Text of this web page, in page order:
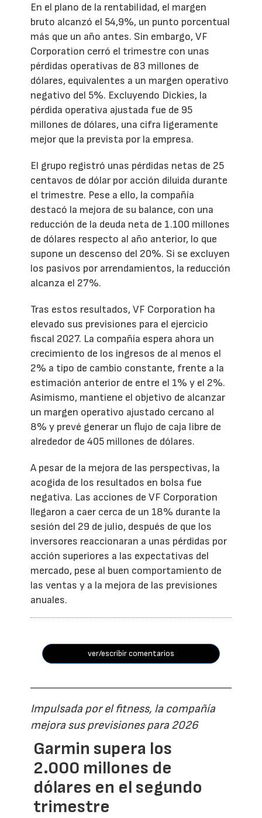
En el plano de la rentabilidad, el margen
bruto alcanzó el 54,9%, un punto porcentual
más que un año antes. Sin embargo, VF
Corporation cerró el trimestre con unas
pérdidas operativas de 83 millones de
dólares, equivalentes a un margen operativo
negativo del 5%. Excluyendo Dickies, la
pérdida operativa ajustada fue de 95
millones de dólares, una cifra ligeramente
mejor que la prevista por la empresa.
El grupo registró unas pérdidas netas de 25
centavos de dólar por acción diluida durante
el trimestre. Pese a ello, la compañía
destacó la mejora de su balance, con una
reducción de la deuda neta de 1.100 millones
de dólares respecto al año anterior, lo que
supone un descenso del 20%. Si se excluyen
los pasivos por arrendamientos, la reducción
alcanza el 27%.
Tras estos resultados, VF Corporation ha
elevado sus previsiones para el ejercicio
fiscal 2027. La compañía espera ahora un
crecimiento de los ingresos de al menos el
2% a tipo de cambio constante, frente a la
estimación anterior de entre el 1% y el 2%.
Asimismo, mantiene el objetivo de alcanzar
un margen operativo ajustado cercano al
8% y prevé generar un flujo de caja libre de
alrededor de 405 millones de dólares.
A pesar de la mejora de las perspectivas, la
acogida de los resultados en bolsa fue
negativa. Las acciones de VF Corporation
llegaron a caer cerca de un 18% durante la
sesión del 29 de julio, después de que los
inversores reaccionaran a unas pérdidas por
acción superiores a las expectativas del
mercado, pese al buen comportamiento de
las ventas y a la mejora de las previsiones
anuales.
ver/escribir comentarios
Impulsada por el fitness, la compañía
mejora sus previsiones para 2026
Garmin supera los
2.000 millones de
dólares en el segundo
trimestre